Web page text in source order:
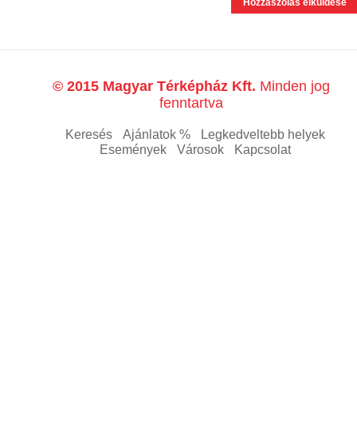
© 2015 Magyar Térképház Kft. Minden jog
fenntartva
Keresés Ajánlatok %
Legkedveltebb helyek
Események
Városok Kapcsolat